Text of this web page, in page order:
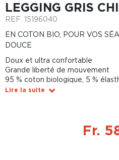
LEGGING GRIS
REF. 15196040
EN COTON BIO, POUR VOS
DOUCE
Doux et ultra confortable
Grande liberté de mouvement
95 % coton biologique, 5 %
Lire la suite
Fr.